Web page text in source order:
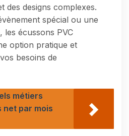
des designs complexes.
spécial ou une
les écussons PVC
option pratique et
besoins de
métiers
par mois